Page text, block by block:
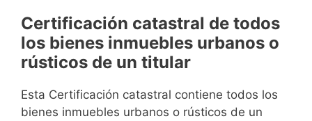
Certificación catastral de todos
los bienes inmuebles urbanos o
rústicos de un titular
Esta Certificación catastral contiene todos los
bienes inmuebles urbanos o rústicos de un